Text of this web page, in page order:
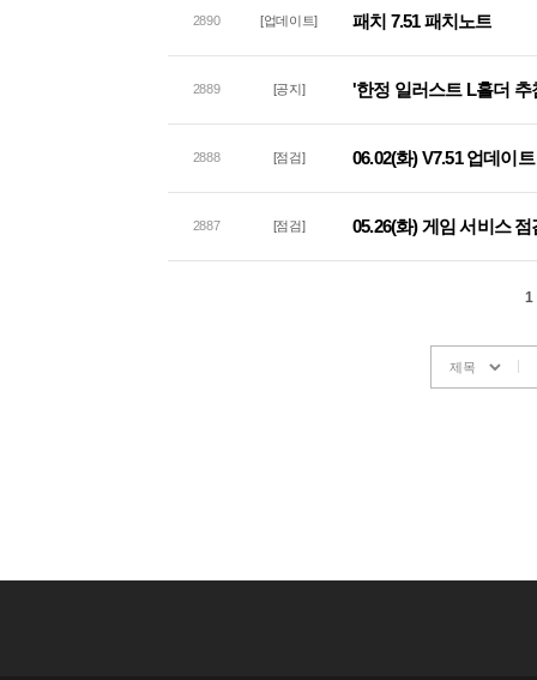
2890 [업데이트] 패치 7.51 패치노트
2889 [공지] '한정 일러스트 L홀더
2888 [점검] 06.02(화) V7.51 업데이
2887 [점검] 05.26(화) 게임 서비스
1